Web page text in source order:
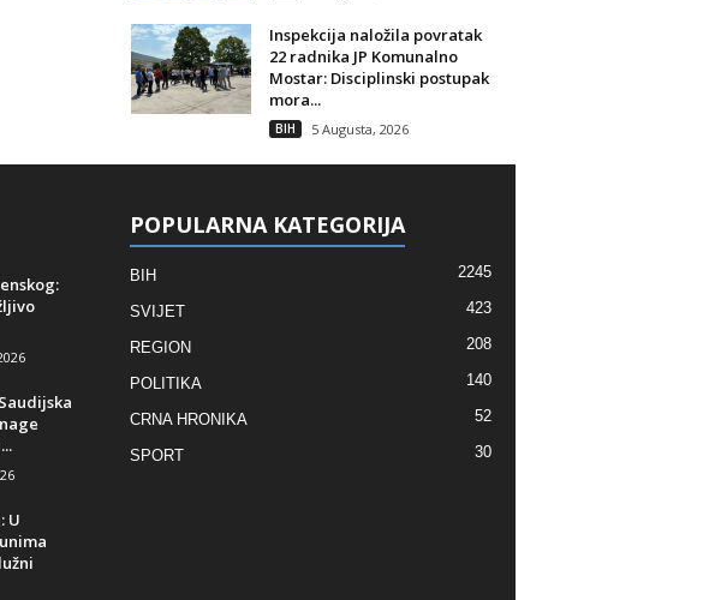
Inspekcija naložila povratak
22 radnika JP Komunalno
Mostar: Disciplinski postupak
mora...
BIH 5 Augusta, 2026
U
POPULARNA KATEGORIJA
BIH 2245
SVIJET 423
REGION 208
POLITIKA 140
CRNA HRONIKA 52
SPORT 30